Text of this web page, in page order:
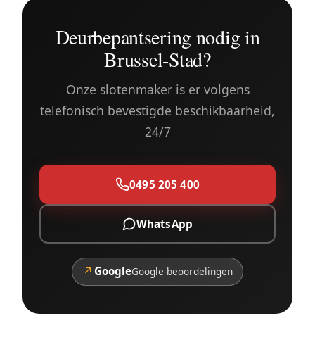
Deurbepantsering nodig in
Brussel-Stad?
Onze slotenmaker is er volgens
telefonisch bevestigde beschikbaarheid,
24/7
0495 205 400
WhatsApp
↗ GoogleGoogle-beoordelingen